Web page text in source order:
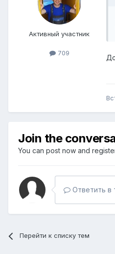
Активный участник
709
Join the
You can post now and
Ответить в
Перейти к списку тем